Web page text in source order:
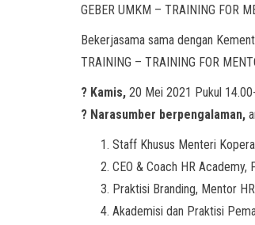
GEBER UMKM – TRAINING FOR
Bekerjasama sama dengan
TRAINING – TRAINING FOR
? Kamis, 20 Mei 2021 Pukul
? Narasumber berpengalaman,
Staff Khusus Menteri
CEO & Coach HR Academy,
Praktisi Branding, Mentor
Akademisi dan Praktisi